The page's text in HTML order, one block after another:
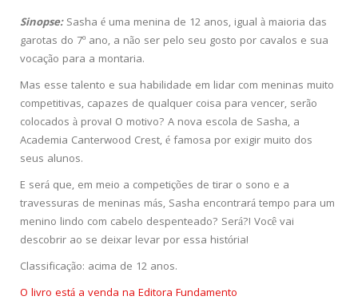
Sinopse:Sasha é uma menina de 12 anos, igual à maioria das
garotas do 7º ano, a não ser pelo seu gosto por cavalos e sua
vocação para a montaria.
Mas esse talento e sua habilidade em lidar com meninas muito
competitivas, capazes de qualquer coisa para vencer, serão
colocados à prova! O motivo? A nova escola de Sasha, a
Academia Canterwood Crest, é famosa por exigir muito dos
seus alunos.
E será que, em meio a competições de tirar o sono e a
travessuras de meninas más, Sasha encontrará tempo para um
menino lindo com cabelo despenteado? Será?! Você vai
descobrir ao se deixar levar por essa história!
Classificação: acima de 12 anos.
O livro está a venda na Editora Fundamento